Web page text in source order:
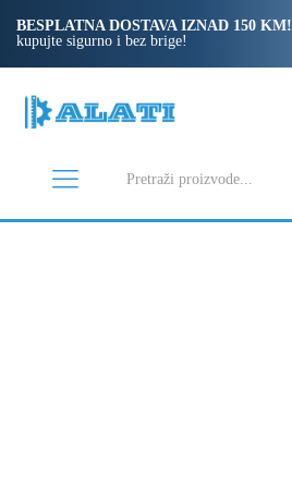
BESPLATNA DOSTAVA IZNAD 150 KM!
kupujte sigurno i bez brige!